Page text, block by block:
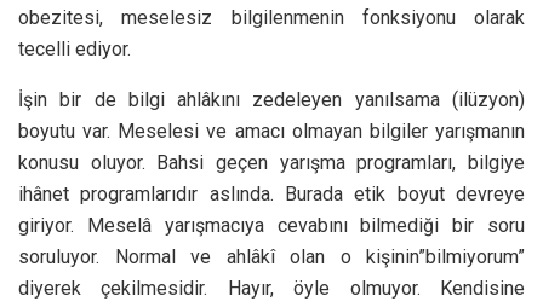
obezitesi, meselesiz bilgilenmenin fonksiyonu olarak
tecelli ediyor.
İşin bir de bilgi ahlâkını zedeleyen yanılsama (ilüzyon)
boyutu var. Meselesi ve amacı olmayan bilgiler yarışmanın
konusu oluyor. Bahsi geçen yarışma programları, bilgiye
ihânet programlarıdır aslında. Burada etik boyut devreye
giriyor. Meselâ yarışmacıya cevabını bilmediği bir soru
soruluyor. Normal ve ahlâkî olan o kişinin”bilmiyorum”
diyerek çekilmesidir. Hayır, öyle olmuyor. Kendisine